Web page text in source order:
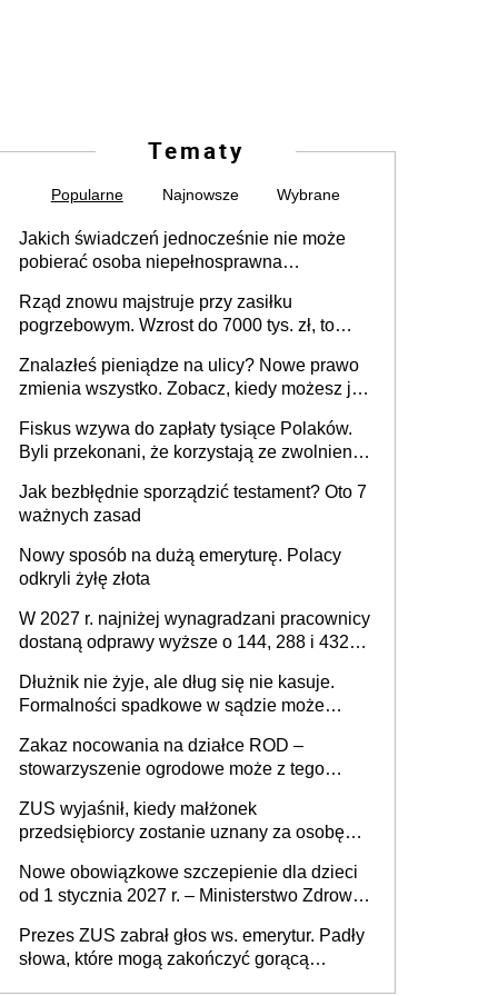
Tematy
Popularne Najnowsze Wybrane
Jakich świadczeń jednocześnie nie może
pobierać osoba niepełnosprawna
Rząd znowu majstruje przy zasiłku
pogrzebowym. Wzrost do 7000 tys. zł, to
Znalazłeś pieniądze na ulicy? Nowe prawo
zmienia wszystko. Zobacz, kiedy możesz je
Fiskus wzywa do zapłaty tysiące Polaków.
Byli przekonani, że korzystają ze zwolnienia
Jak bezbłędnie sporządzić testament? Oto 7
ważnych zasad
Nowy sposób na dużą emeryturę. Polacy
odkryli żyłę złota
W 2027 r. najniżej wynagradzani pracownicy
dostaną odprawy wyższe o 144, 288 i 432
Dłużnik nie żyje, ale dług się nie kasuje.
Formalności spadkowe w sądzie może
zmarłego
Zakaz nocowania na działce ROD –
stowarzyszenie ogrodowe może z tego
działki (wypowiedzieć dzierżawę)?
ZUS wyjaśnił, kiedy małżonek
przedsiębiorcy zostanie uznany za osobę
Nowe obowiązkowe szczepienie dla dzieci
od 1 stycznia 2027 r. – Ministerstwo Zdrowia
2027 r.
Prezes ZUS zabrał głos ws. emerytur. Padły
słowa, które mogą zakończyć gorącą